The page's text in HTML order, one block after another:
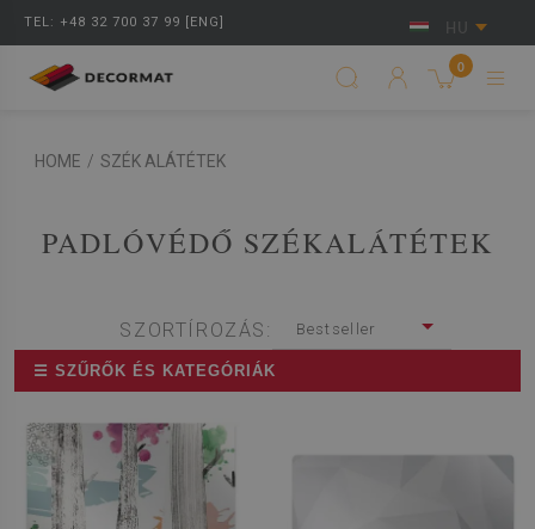
TEL: +48 32 700 37 99 [ENG] HU
0
HOME / SZÉK ALÁTÉTEK
PADLÓVÉDŐ SZÉKALÁTÉTEK
SZORTÍROZÁS: Bestseller
☰ SZŰRŐK ÉS KATEGÓRIÁK